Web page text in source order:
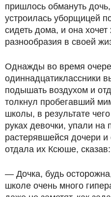
пришлось обмануть
устроилась уборщицей
сидеть дома, и она хочет
разнообразия в своей
Однажды во время
одиннадцатиклассники
подышать воздухом и
толкнул пробегавший
школы, в результате
руках девочки, упали
растерявшейся дочери и
отдала их Ксюше, сказав:
— Дочка, будь
школе очень много